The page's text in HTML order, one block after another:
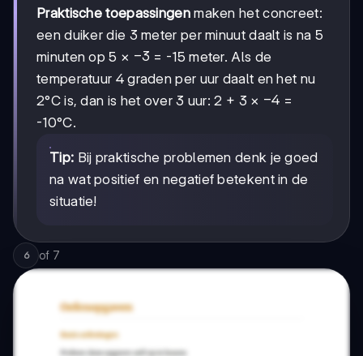
Praktische toepassingenmaken het concreet:
een duiker die 3 meter per minuut daalt is na 5
minuten op 5 × -3
−3 = -15 meter. Als de
temperatuur 4 graden per uur daalt en het nu
2°C is, dan is het over 3 uur: 2 + 3 × -4
−4 =
-10°C.
Tip: Bij praktische problemen denk je goed
na wat positief en negatief betekent in de
situatie!
6 of 7